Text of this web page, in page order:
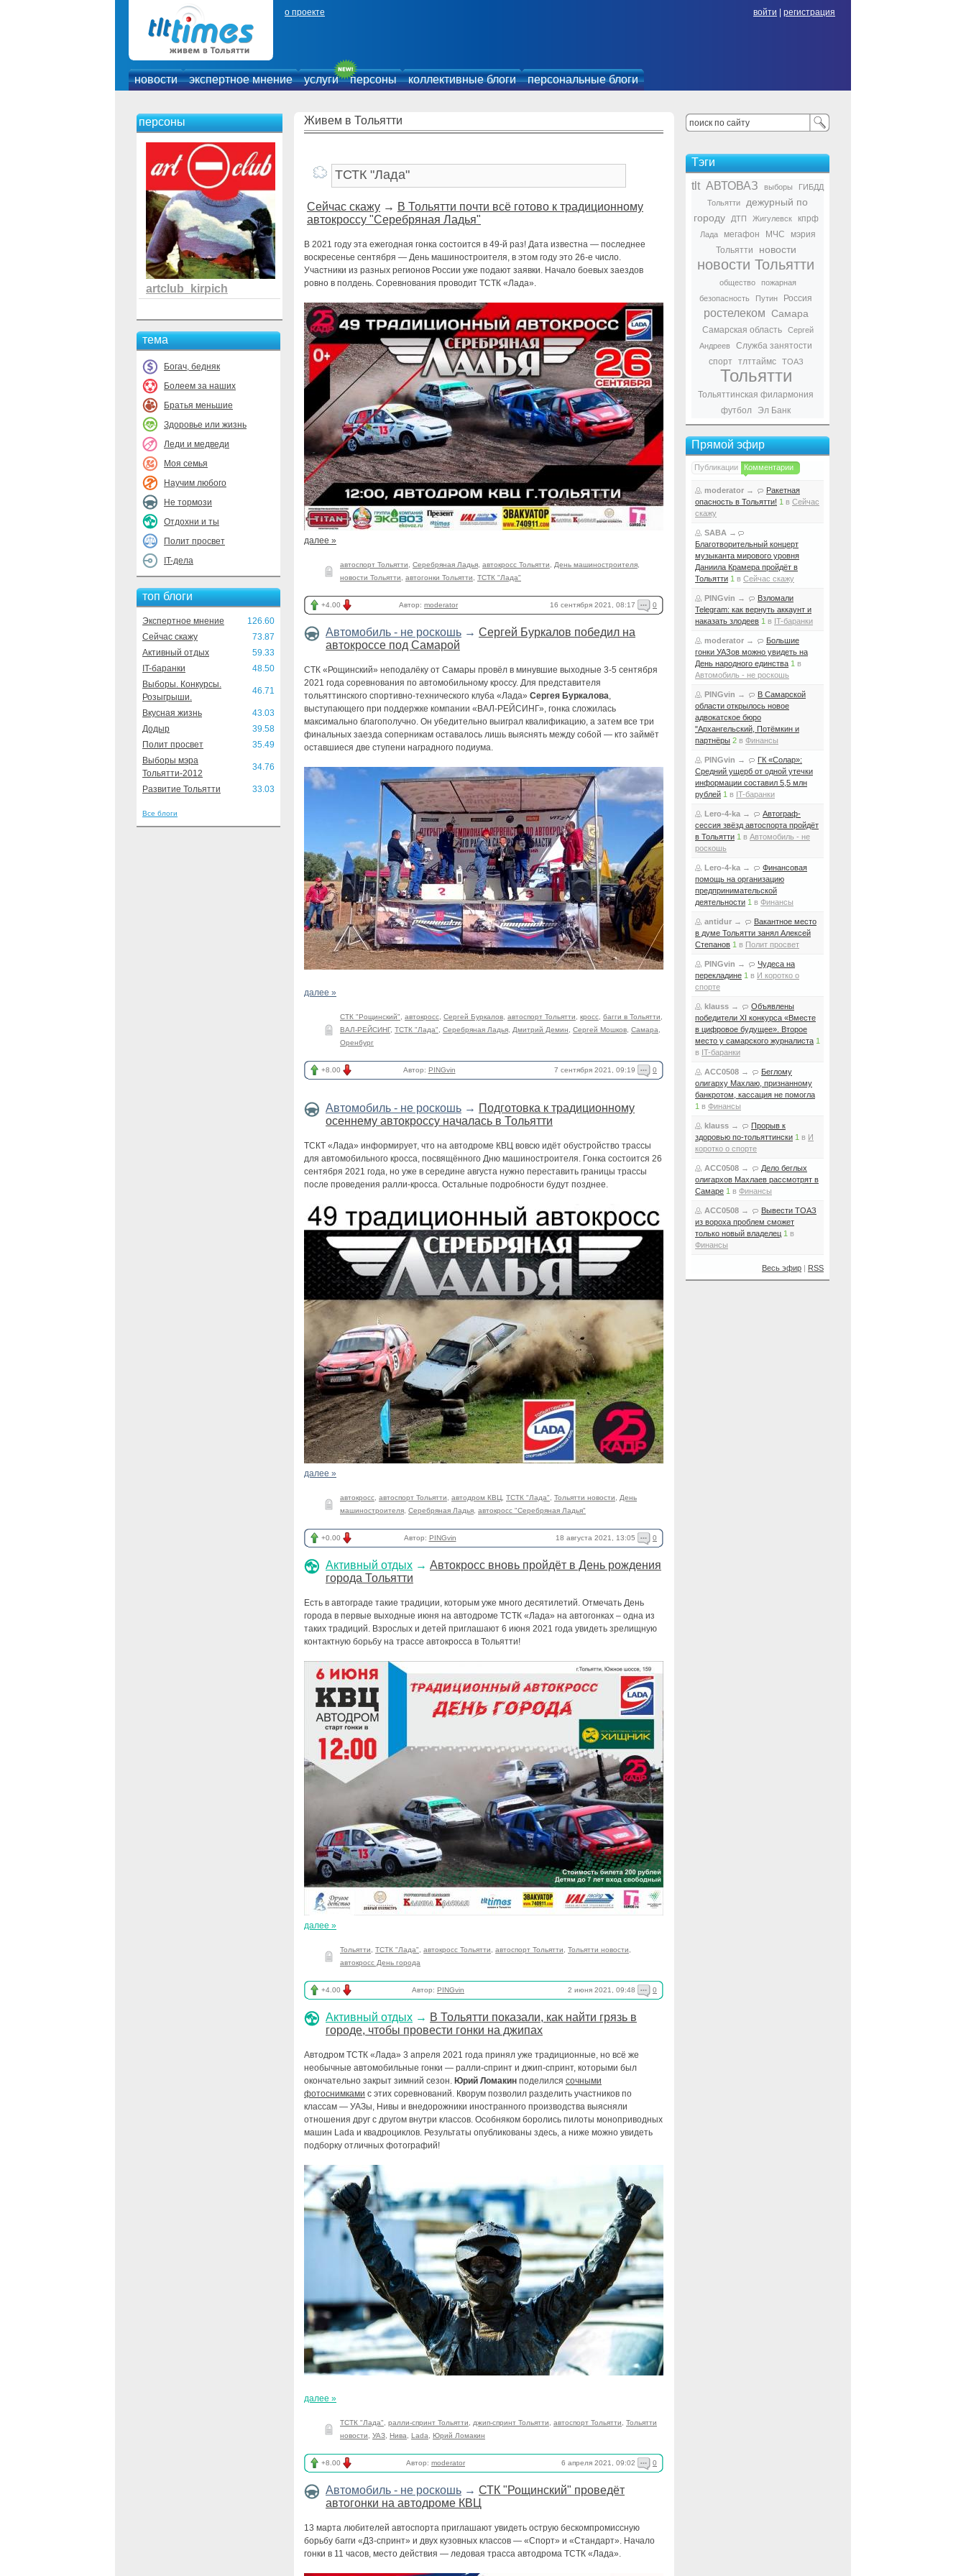
о проекте войти регистрация
новости экспертное мнение услуги персоны коллективные блоги персональные блоги
персоны
artclub_kirpich
тема
Богач, бедняк
Болеем за наших
Братья меньшие
Здоровье или жизнь
Леди и медведи
Моя семья
Научим любого
Не тормози
Отдохни и ты
Полит просвет
IT-дела
топ блоги
Экспертное мнение
126.60
Сейчас скажу
73.87
Активный отдых
59.33
IT-баранки
48.50
Выборы. Конкурсы.
Розыгрыши.
46.71
Вкусная жизнь
43.03
Додыр
39.58
Полит просвет
35.49
Выборы мэра
Тольятти-2012
34.76
Развитие Тольятти 33.03
Все блоги
Живем в Тольятти
Сейчас скажу → В Тольятти почти всё готово к традиционному
автокроссу "Серебряная Ладья"
В 2021 году эта ежегодная гонка состоится в 49-й раз! Дата известна — последнее
воскресенье сентября — День машиностроителя, в этом году это 26-е число.
Участники из разных регионов России уже подают заявки. Начало боевых заездов
ровно в полдень. Соревнования проводит ТСТК «Лада».
далее »
автоспорт Тольятти Серебряная Ладья автокросс Тольятти День машиностроителя
новости Тольятти
автогонки Тольятти ТСТК "Лада"
+4.00 Автор: moderator 16 сентября 2021, 08:17 0
Автомобиль - не роскошь → Сергей Буркалов победил на
автокроссе под Самарой
СТК «Рощинский» неподалёку от Самары провёл в минувшие выходные 3-5 сентября
2021 года соревнования по автомобильному кроссу. Для представителя
тольяттинского спортивно-технического клуба «Лада» Сергея Буркалова,
выступающего при поддержке компании «ВАЛ-РЕЙСИНГ», гонка сложилась
максимально благополучно. Он убедительно выиграл квалификацию, а затем все три
финальных заезда соперникам оставалось лишь выяснять между собой — кто займёт
оставшиеся две ступени наградного подиума.
далее »
СТК "Рощинский" автокросс Сергей Буркалов автоспорт Тольятти кросс багги в Тольятти
ВАЛ-РЕЙСИНГ, ТСТК "Лада" Серебряная Ладья Дмитрий Демин Сергей Мошков Самара
Оренбург
+8.00 Автор: PINGvin 7 сентября 2021, 09:19 0
Автомобиль - не роскошь → Подготовка к традиционному
осеннему автокроссу началась в Тольятти
ТСКТ «Лада» информирует, что на автодроме КВЦ вовсю идёт обустройство трассы
для автомобильного кросса, посвящённого Дню машиностроителя. Гонка состоится 26
сентября 2021 года, но уже в середине августа нужно переставить границы трассы
после проведения ралли-кросса. Остальные подробности будут позднее.
далее »
автокросс автоспорт Тольятти автодром КВЦ ТСТК "Лада" Тольятти новости
День
машиностроителя Серебряная Ладья автокросс "Серебряная Ладья"
+0.00 Автор: PINGvin 18 августа 2021, 13:05 0
Активный отдых → Автокросс вновь пройдёт в День рождения
города Тольятти
Есть в автограде такие традиции, которым уже много десятилетий. Отмечать День
города в первые выходные июня на автодроме ТСТК «Лада» на автогонках – одна из
таких традиций. Взрослых и детей приглашают 6 июня 2021 года увидеть зрелищную
контактную борьбу на трассе автокросса в Тольятти!
далее »
Тольятти ТСТК "Лада" автокросс Тольятти автоспорт Тольятти Тольятти новости
автокросс День города
+4.00 Автор: PINGvin 2 июня 2021, 09:48 0
Активный отдых → В Тольятти показали, как найти грязь в
городе, чтобы провести гонки на джипах
Автодром ТСТК «Лада» 3 апреля 2021 года принял уже традиционные, но всё же
необычные автомобильные гонки — ралли-спринт и джип-спринт, которыми был
окончательно закрыт зимний сезон. Юрий Ломакин поделился сочными
фотоснимками с этих соревнований. Кворум позволил разделить участников по
классам — УАЗы, Нивы и внедорожники иностранного производства выясняли
отношения друг с другом внутри классов. Особняком боролись пилоты моноприводных
машин Lada и квадроциклов. Результаты опубликованы здесь, а ниже можно увидеть
подборку отличных фотографий!
далее »
ТСТК "Лада" ралли-спринт Тольятти джип-спринт Тольятти автоспорт Тольятти
Тольятти
новости
УАЗ Нива Lada Юрий Ломакин
+8.00 Автор: moderator 6 апреля 2021, 09:02 0
Автомобиль - не роскошь → СТК "Рощинский" проведёт
автогонки на автодроме КВЦ
13 марта любителей автоспорта приглашают увидеть острую бескомпромиссную
борьбу багги «Д3-спринт» и двух кузовных классов — «Спорт» и «Стандарт». Начало
гонки в 11 часов, место действия — ледовая трасса автодрома ТСТК «Лада».
Тэги
tlt АВТОВАЗ выборы
ГИБДД
Тольятти
дежурный по
городу
ДТП Жигулевск кпрф
Лада мегафон МЧС
мэрия
Тольятти
новости
новости Тольятти
общество
пожарная
безопасность
Путин Россия
ростелеком Самара
Самарская область
Сергей
Андреев
Служба занятости
спорт
тлттаймс ТОАЗ
Тольятти
Тольяттинская филармония
футбол
Эл Банк
Прямой эфир
Публикации Комментарии
moderator →
Ракетная
опасность в Тольятти! 1 в Сейчас
скажу
SABA →
Благотворительный концерт
музыканта мирового уровня
Даниила Крамера пройдёт в
Тольятти 1 в Сейчас скажу
PINGvin →
Взломали
Telegram: как вернуть аккаунт и
наказать злодеев 1 в IT-баранки
moderator →
Большие
гонки УАЗов можно увидеть на
День народного единства 1 в
Автомобиль - не роскошь
PINGvin →
В Самарской
области открылось новое
адвокатское бюро
"Архангельский, Потёмкин и
партнёры 2 в Финансы
PINGvin →
ГК «Солар»:
Средний ущерб от одной утечки
информации составил 5,5 млн
рублей 1 в IT-баранки
Lero-4-ka →
Автограф-
сессия звёзд автоспорта пройдёт
в Тольятти 1 в Автомобиль - не
роскошь
Lero-4-ka →
Финансовая
помощь на организацию
предпринимательской
деятельности 1 в Финансы
antidur →
Вакантное место
в думе Тольятти занял Алексей
Степанов 1 в Полит просвет
PINGvin →
Чудеса на
перекладине 1 в И коротко о
спорте
klauss →
Объявлены
победители XI конкурса «Вместе
в цифровое будущее». Второе
место у самарского журналиста 1
в IT-баранки
ACC0508 →
Беглому
олигарху Махлаю, признанному
банкротом, кассация не помогла
1 в Финансы
klauss →
Прорыв к
здоровью по-тольяттински 1 в И
коротко о спорте
ACC0508 →
Дело беглых
олигархов Махлаев рассмотрят в
Самаре 1 в Финансы
ACC0508 →
Вывести ТОАЗ
из вороха проблем сможет
только новый владелец 1 в
Финансы
Весь эфир | RSS